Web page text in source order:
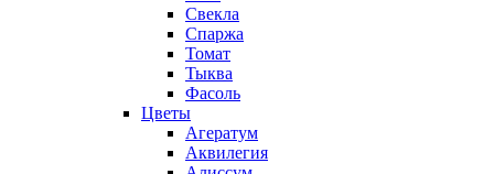
Свекла
Спаржа
Томат
Тыква
Фасоль
Цветы
Агератум
Аквилегия